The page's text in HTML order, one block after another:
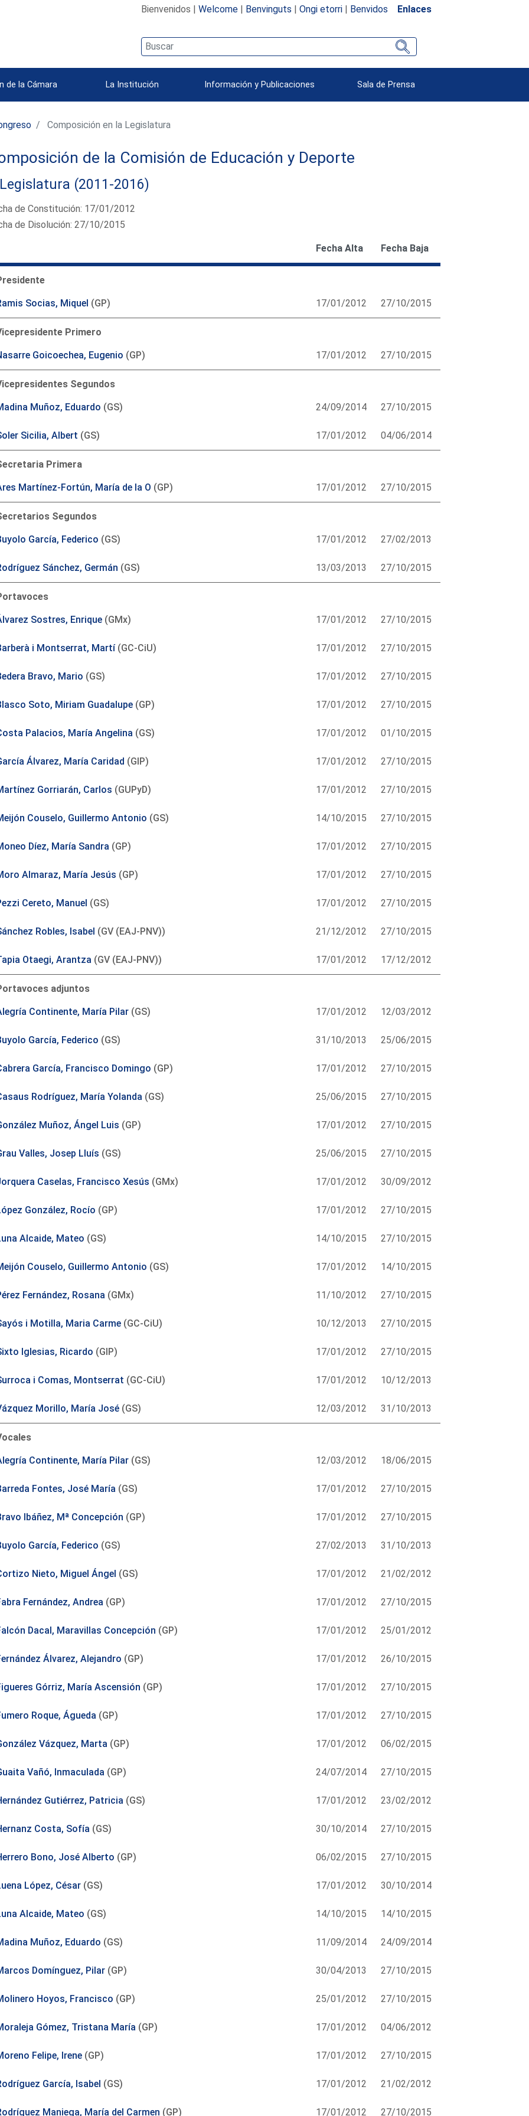
Bienvenidos | Welcome| Benvinguts | Ongi etorri| Benvidos Enlaces
de la Cámara La Institución Información y Publicaciones Sala de Prensa
Composición en la Legislatura
de la Comisión de Educación y Deporte
(2011-2016)
de Constitución: 17/01/2012
de Disolución: 27/10/2015
Fecha Alta Fecha Baja
Socias, Miquel (GP) 17/01/2012 27/10/2015
Primero
Goicoechea, Eugenio (GP) 17/01/2012 27/10/2015
Segundos
Muñoz, Eduardo (GS) 24/09/2014 27/10/2015
Sicilia, Albert (GS) 17/01/2012 04/06/2014
Primera
Martínez-Fortún, María de la O (GP) 17/01/2012 27/10/2015
Segundos
García, Federico (GS) 17/01/2012 27/02/2013
Sánchez, Germán (GS) 13/03/2013 27/10/2015
Sostres, Enrique(GMx) 17/01/2012 27/10/2015
i Montserrat, Martí(GC-CiU) 17/01/2012 27/10/2015
Bravo, Mario (GS) 17/01/2012 27/10/2015
Soto, Miriam Guadalupe(GP) 17/01/2012 27/10/2015
Palacios, María Angelina (GS) 17/01/2012 01/10/2015
Álvarez, María Caridad (GIP) 17/01/2012 27/10/2015
Gorriarán, Carlos (GUPyD) 17/01/2012 27/10/2015
Couselo, Guillermo Antonio (GS) 14/10/2015 27/10/2015
Díez, María Sandra (GP) 17/01/2012 27/10/2015
Almaraz, María Jesús (GP) 17/01/2012 27/10/2015
Cereto, Manuel (GS) 17/01/2012 27/10/2015
Robles, Isabel (GV (EAJ-PNV)) 21/12/2012 27/10/2015
Otaegi, Arantza (GV (EAJ-PNV)) 17/01/2012 17/12/2012
adjuntos
Continente, María Pilar(GS) 17/01/2012 12/03/2012
García, Federico (GS) 31/10/2013 25/06/2015
García, Francisco Domingo (GP) 17/01/2012 27/10/2015
Rodríguez, María Yolanda (GS) 25/06/2015 27/10/2015
Muñoz, Ángel Luis (GP) 17/01/2012 27/10/2015
Valles, Josep Lluís (GS) 25/06/2015 27/10/2015
Caselas, Francisco Xesús (GMx) 17/01/2012 30/09/2012
González, Rocío (GP) 17/01/2012 27/10/2015
Alcaide, Mateo (GS) 14/10/2015 27/10/2015
Couselo, Guillermo Antonio (GS) 17/01/2012 14/10/2015
Fernández, Rosana (GMx) 11/10/2012 27/10/2015
i Motilla, Maria Carme(GC-CiU) 10/12/2013 27/10/2015
Iglesias, Ricardo (GIP) 17/01/2012 27/10/2015
i Comas, Montserrat (GC-CiU) 17/01/2012 10/12/2013
Morillo, María José(GS) 12/03/2012 31/10/2013
Continente, María Pilar(GS) 12/03/2012 18/06/2015
Fontes, José María (GS) 17/01/2012 27/10/2015
Ibáñez, Mª Concepción (GP) 17/01/2012 27/10/2015
García, Federico (GS) 27/02/2013 31/10/2013
Nieto, Miguel Ángel (GS) 17/01/2012 21/02/2012
Fernández, Andrea (GP) 17/01/2012 27/10/2015
Dacal, Maravillas Concepción (GP) 17/01/2012 25/01/2012
Álvarez, Alejandro (GP) 17/01/2012 26/10/2015
Górriz, María Ascensión (GP) 17/01/2012 27/10/2015
Roque, Águeda (GP) 17/01/2012 27/10/2015
Vázquez, Marta (GP) 17/01/2012 06/02/2015
Vañó, Inmaculada (GP) 24/07/2014 27/10/2015
Gutiérrez, Patricia (GS) 17/01/2012 23/02/2012
Costa, Sofía (GS) 30/10/2014 27/10/2015
Bono, José Alberto (GP) 06/02/2015 27/10/2015
López, César(GS) 17/01/2012 30/10/2014
Alcaide, Mateo (GS) 14/10/2015 14/10/2015
Muñoz, Eduardo (GS) 11/09/2014 24/09/2014
Domínguez, Pilar(GP) 30/04/2013 27/10/2015
Hoyos, Francisco (GP) 25/01/2012 27/10/2015
Gómez, Tristana María (GP) 17/01/2012 04/06/2012
Felipe, Irene(GP) 17/01/2012 27/10/2015
García, Isabel (GS) 17/01/2012 21/02/2012
Maniega, María del Carmen (GP) 17/01/2012 27/10/2015